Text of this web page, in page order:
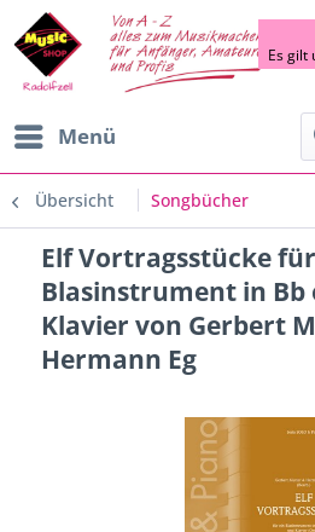
Menü
Übersicht Songbücher
Elf Vortragsstücke
Blasinstrument in Bb
Klavier von Gerbert
Hermann Eg
Es gilt